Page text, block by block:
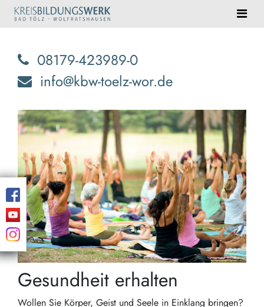
08179-423989-0
info@kbw-toelz-wor.de
Gesundheit erhalten
Wollen Sie Körper, Geist und Seele in Einklang bringen?